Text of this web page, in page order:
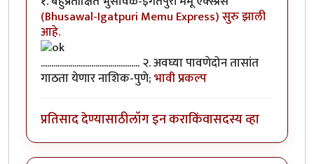
(Bhusawal-Igatpuri Memu Express) सुरु झाली
आहे.
............................................... २. अवघ्या पावणेदोन तासांत
गाठता येणार नाशिक-पुणे;भावी प्रकल्प
प्रतिसाद देण्यासाठीलॉग इन कराकिंवासदस्य व्हा